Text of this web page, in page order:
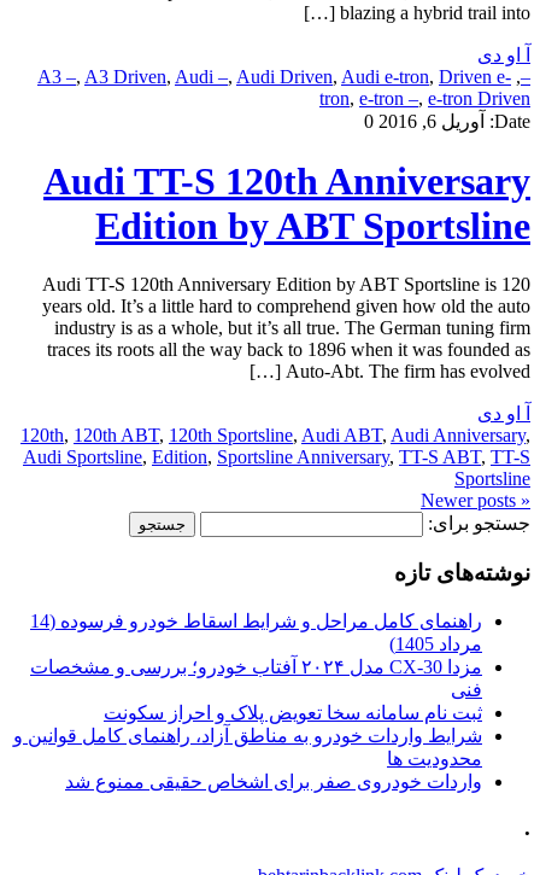
blazing a hybrid trail into […]
آ او دی
–
,
A3 –, A3 Driven, Audi –, Audi Driven, Audi e-tron, Driven e-
tron, e-tron –, e-tron Driven
Date:
آوریل 6, 2016 0
Audi TT-S 120th Anniversary
Edition by ABT Sportsline
Audi TT-S 120th Anniversary Edition by ABT Sportsline is 120
years old. It’s a little hard to comprehend given how old the auto
industry is as a whole, but it’s all true. The German tuning firm
traces its roots all the way back to 1896 when it was founded as
Auto-Abt. The firm has evolved […]
آ او دی
120th, 120th ABT, 120th Sportsline, Audi ABT, Audi Anniversary,
Audi Sportsline, Edition, Sportsline Anniversary, TT-S ABT, TT-S
Sportsline
« Newer posts
جستجو برای:
نوشته‌های تازه
راهنمای کامل مراحل و شرایط اسقاط خودرو فرسوده (14
مرداد 1405)
مزدا CX-30 مدل ۲۰۲۴ آفتاب خودرو؛ بررسی و مشخصات
فنی
ثبت نام سامانه سخا تعویض پلاک و احراز سکونت
شرایط واردات خودرو به مناطق آزاد، راهنمای کامل قوانین و
محدودیت ها
واردات خودروی صفر برای اشخاص حقیقی ممنوع شد
.